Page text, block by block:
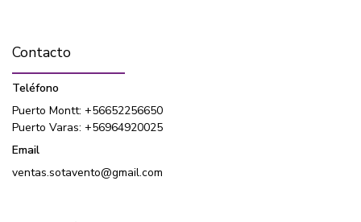
Contacto
Teléfono
Puerto Montt: +56652256650
Puerto Varas: +56964920025
Email
ventas.sotavento@gmail.com